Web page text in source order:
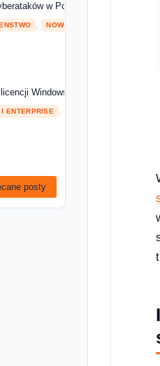
w Polsce w 2025 roku — a
NOWOSCI I TRENDY 2026-
Windows Server — oblicz ile
ENTERPRISE
posty